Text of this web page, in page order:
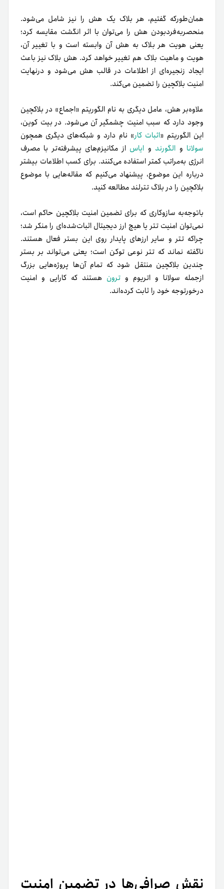
همان‌طور‌که گفتیم، هر بلاک یک هش را نیز شامل می‌شود.
منحصربه‌فرد‌بودن هش را می‌توان با اثر انگشت مقایسه کرد؛
یعنی هویت هر بلاک به هش آن وابسته است و با تغییر آن،
هویت و ماهیت بلاک هم تغییر خواهد کرد. هش بلاک نیز باعث
ایجاد زنجیره‌ای از اطلاعات در قالب هش می‌شود و در‌نهایت
امنیت بلاکچین را تضمین می‌کند.
علاوه‌بر هش، عامل دیگری به نام الگوریتم «اجماع» در بلاکچین
وجود دارد که سبب امنیت چشمگیر آن می‌شود. در بیت کوین،
این الگوریتم «اثبات کار» نام دارد و شبکه‌های دیگری همچون
سولانا و الگورند و ایاس از مکانیزم‌های پیشرفته‌تر با مصرف
انرژی به‌مراتب کمتر استفاده می‌کنند. برای کسب اطلاعات بیشتر
درباره این موضوع، پیشنهاد می‌کنیم که مقاله‌هایی با موضوع
بلاکچین را در بلاگ تترلند مطالعه کنید.
باتوجه‌به سازوکاری که برای تضمین امنیت بلاکچین حاکم است،
نمی‌توان امنیت تتر یا هیچ ارز دیجیتال اثبات‌شده‌ای را منکر شد؛
چرا‌که تتر و سایر ارزهای پایدار روی این بستر فعال هستند.
ناگفته نماند که تتر نوعی توکن است؛ یعنی می‌تواند بر بستر
چندین بلاکچین منتقل شود که تمام آن‌ها پروژه‌هایی بزرگ
از‌جمله سولانا و اتریوم و ترون هستند که کارایی و امنیت
درخورتوجه خود را ثابت کرده‌اند.
نقش صرافی‌ها در تضمین امنیت